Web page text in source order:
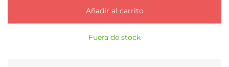
Añadir al carrito
Fuera de stock